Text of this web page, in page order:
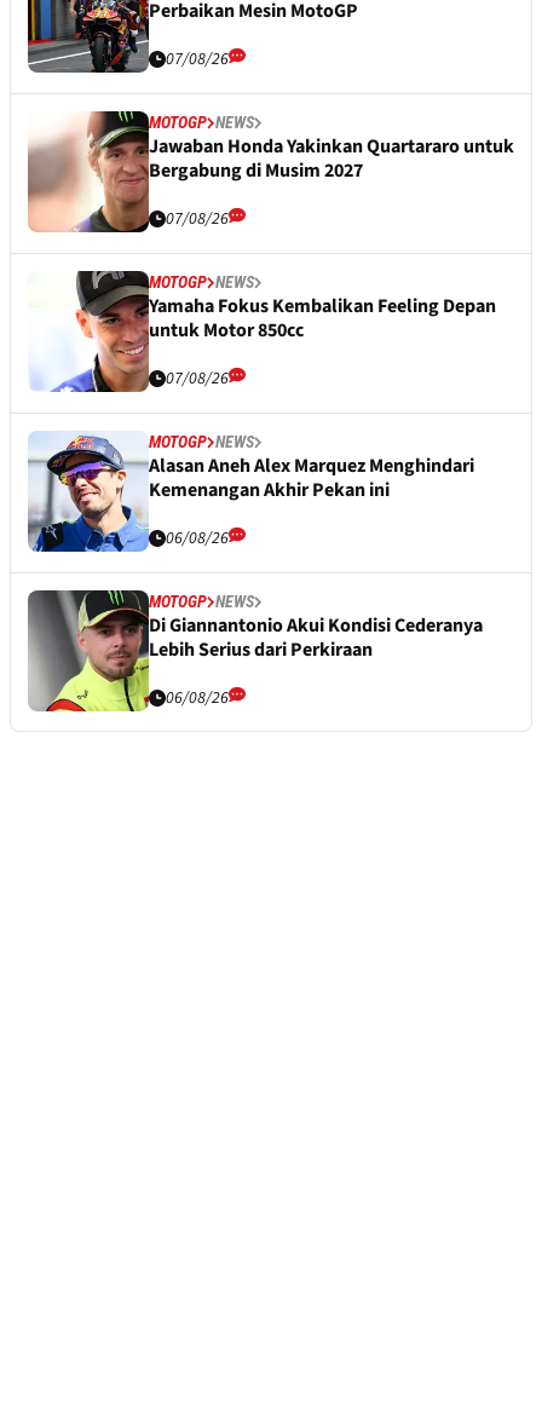
Perbaikan Mesin MotoGP
07/08/26
MOTOGP NEWS
Jawaban Honda Yakinkan Quartararo untuk
Bergabung di Musim 2027
07/08/26
MOTOGP NEWS
Yamaha Fokus Kembalikan Feeling Depan
untuk Motor 850cc
07/08/26
MOTOGP NEWS
Alasan Aneh Alex Marquez Menghindari
Kemenangan Akhir Pekan ini
06/08/26
MOTOGP NEWS
Di Giannantonio Akui Kondisi Cederanya
Lebih Serius dari Perkiraan
06/08/26